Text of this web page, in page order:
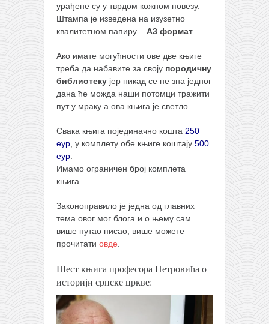
урађене су у тврдом кожном повезу.
Штампа је изведена на изузетно
квалитетном папиру – А3 формат
Ако имате могућности ове две књиге
треба да набавите за своју породичну
библиотеку јер никад се не зна једног
дана ће можда наши потомци тражити
пут у мраку а ова књига је светло.
Свака књига појединачно кошта 250
еур , у комплету обе књиге коштају 500
еур
Имамо ограничен број комплета
књига.
Законоправило је једна од главних
тема овог мог блога и о њему сам
више путао писао, више можете
прочитати овде
Шест књига професора Петровића о
историји српске цркве: